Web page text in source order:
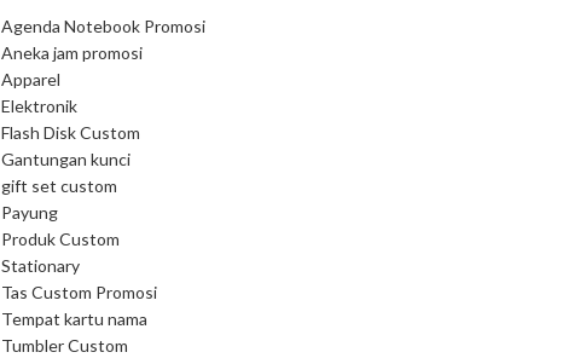
Agenda Notebook Promosi
Aneka jam promosi
Apparel
Elektronik
Flash Disk Custom
Gantungan kunci
gift set custom
Payung
Produk Custom
Stationary
Tas Custom Promosi
Tempat kartu nama
Tumbler Custom